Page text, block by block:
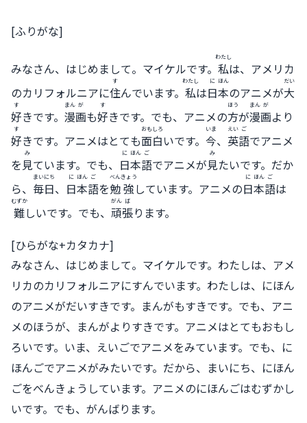
[ふりがな]
みなさん、はじめまして。マイケルです。 私
わたし
は、アメリカ
のカリフォルニアに住
す
んでいます。 私
わたし
は日
に
本
ほん
のアニメが大
だい
好
す
きです。 漫
まん
画
が
も好
す
きです。でも、アニメの方
ほう
が漫
まん
画
が
より
好
す
きです。アニメはとても面
おも
白
しろ
いです。 今
いま
、 英
えい
語
ご
でアニメ
を見
み
ています。でも、 日
に
本
ほん
語
ご
でアニメが見
み
たいです。だか
ら、 毎日
まいにち
、 日
に
本
ほん
語
ご
を勉
べん
強
きょう
しています。アニメの日
に
本
ほん
語
ご
は
難
むずか
しいです。でも、 頑
がん
張
ば
ります。
[ひらがな+カタカナ]
みなさん、はじめまして。マイケルです。わたしは、アメ
リカのカリフォルニアにすんでいます。わたしは、にほん
のアニメがだいすきです。まんがもすきです。でも、アニ
メのほうが、まんがよりすきです。アニメはとてもおもし
ろいです。いま、えいごでアニメをみています。でも、に
ほんごでアニメがみたいです。だから、まいにち、にほん
ごをべんきょうしています。アニメのにほんごはむずかし
いです。でも、がんばります。